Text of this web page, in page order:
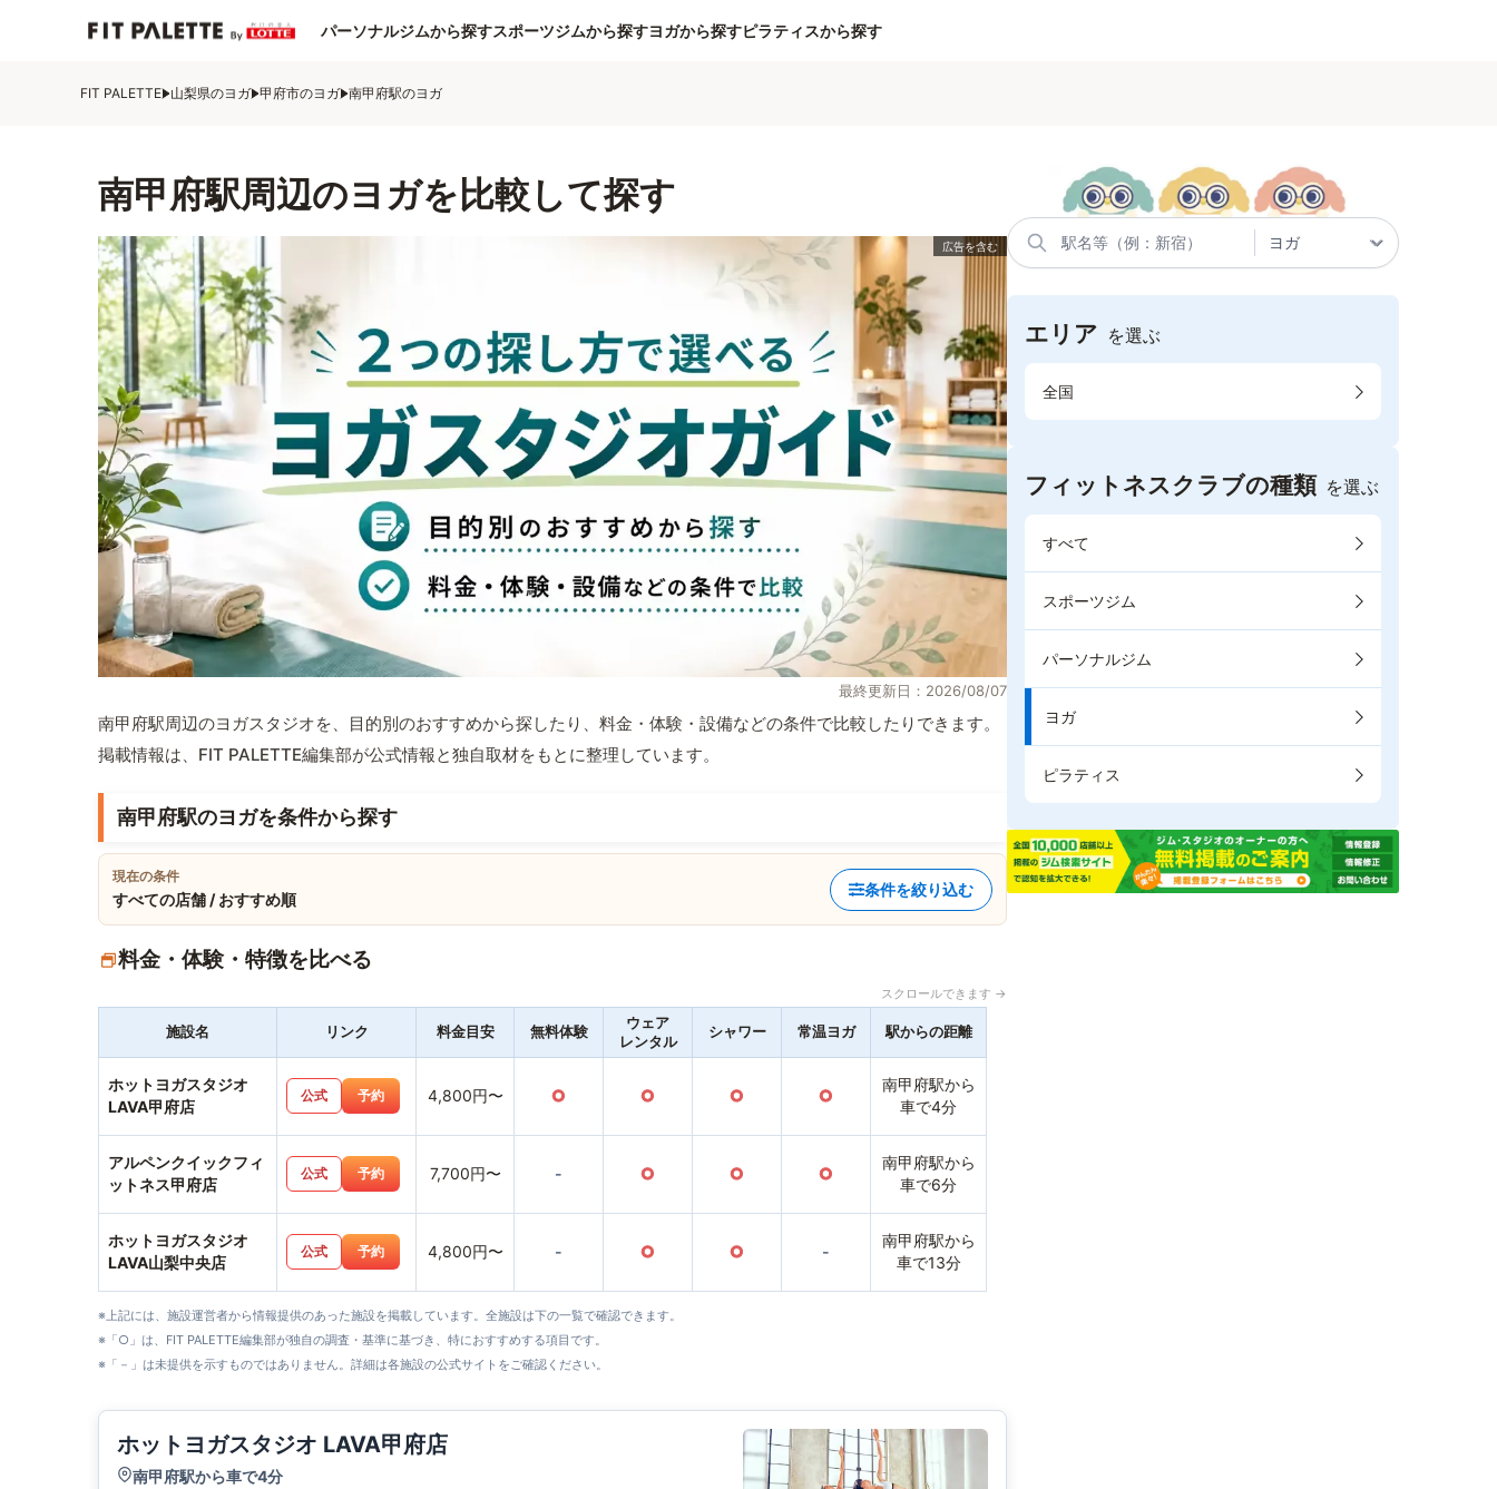
パーソナルジムから探すスポーツジムから探すヨガから探すピラティスから探す
FIT PALETTE 山梨県のヨガ 甲府市のヨガ 南甲府駅のヨガ
南甲府駅周辺のヨガを比較して探す
最終更新日：2026/08/07
南甲府駅周辺のヨガスタジオを、目的別のおすすめから探したり、料金・体験・設備などの条件で比較したりできます。
掲載情報は、FIT PALETTE編集部が公式情報と独自取材をもとに整理しています。
南甲府駅のヨガを条件から探す
現在の条件
すべての店舗 / おすすめ順
条件を絞り込む
料金・体験・特徴を比べる
スクロールできます →
施設名 リンク 料金目安 無料体験
ウェア
レンタル
シャワー 常温ヨガ 駅からの距離
ホットヨガスタジオ
LAVA甲府店
公式 予約 4,800円〜 ○ ○ ○ ○
南甲府駅から
車で4分
アルペンクイックフィ
ットネス甲府店
公式 予約 7,700円〜 - ○ ○ ○
南甲府駅から
車で6分
ホットヨガスタジオ
LAVA山梨中央店
公式 予約 4,800円〜 - ○ ○ -
南甲府駅から
車で13分
※上記には、施設運営者から情報提供のあった施設を掲載しています。全施設は下の一覧で確認できます。
※「○」は、FIT PALETTE編集部が独自の調査・基準に基づき、特におすすめする項目です。
※「－」は未提供を示すものではありません。詳細は各施設の公式サイトをご確認ください。
ホットヨガスタジオ LAVA甲府店
南甲府駅から車で4分
エリア を選ぶ
全国
フィットネスクラブの種類 を選ぶ
すべて
スポーツジム
パーソナルジム
ヨガ
ピラティス